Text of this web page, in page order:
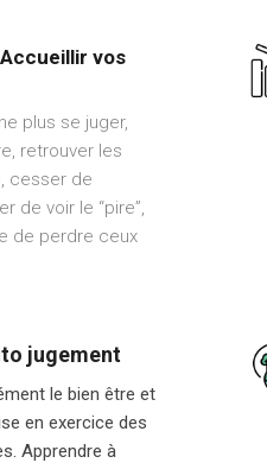
vos
plus se juger,
retrouver les
cesser de
de voir le “pire”,
de perdre ceux
jugement
le bien être et
en exercice des
Apprendre à